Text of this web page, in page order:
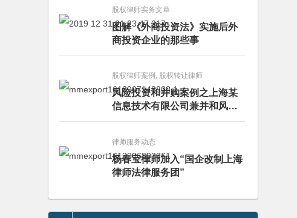
股权律师实务文章
图解《外商投资法》实施后外
商投资企业的那些事
股权律师案例, 股权转让律师
风险投资和并购案例之上海某
信息技术有限公司兼并和风险
投资服务
律师服务动态
杨春宝律师加入“国企改制上海
律师法律服务团”